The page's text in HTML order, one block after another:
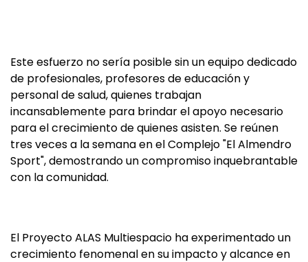
Este esfuerzo no sería posible sin un equipo dedicado
de profesionales, profesores de educación y
personal de salud, quienes trabajan
incansablemente para brindar el apoyo necesario
para el crecimiento de quienes asisten. Se reúnen
tres veces a la semana en el Complejo "El Almendro
Sport", demostrando un compromiso inquebrantable
con la comunidad.
El Proyecto ALAS Multiespacio ha experimentado un
crecimiento fenomenal en su impacto y alcance en